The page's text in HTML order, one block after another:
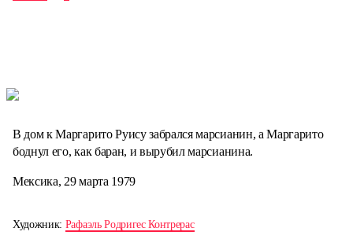
В дом к Маргарито Руису забрался марсианин, а Маргарито
боднул его, как баран, и вырубил марсианина.
Мексика, 29 марта 1979
Художник: Рафаэль Родригес Контрерас